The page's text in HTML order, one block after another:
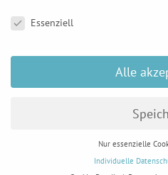
Essenziell
Alle
Nur essenzielle
Individuelle